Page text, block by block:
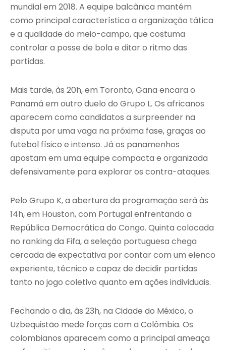
mundial em 2018. A equipe balcânica mantém
como principal característica a organização tática
e a qualidade do meio-campo, que costuma
controlar a posse de bola e ditar o ritmo das
partidas.
Mais tarde, às 20h, em Toronto, Gana encara o
Panamá em outro duelo do Grupo L. Os africanos
aparecem como candidatos a surpreender na
disputa por uma vaga na próxima fase, graças ao
futebol físico e intenso. Já os panamenhos
apostam em uma equipe compacta e organizada
defensivamente para explorar os contra-ataques.
Pelo Grupo K, a abertura da programação será às
14h, em Houston, com Portugal enfrentando a
República Democrática do Congo. Quinta colocada
no ranking da Fifa, a seleção portuguesa chega
cercada de expectativa por contar com um elenco
experiente, técnico e capaz de decidir partidas
tanto no jogo coletivo quanto em ações individuais.
Fechando o dia, às 23h, na Cidade do México, o
Uzbequistão mede forças com a Colômbia. Os
colombianos aparecem como a principal ameaça